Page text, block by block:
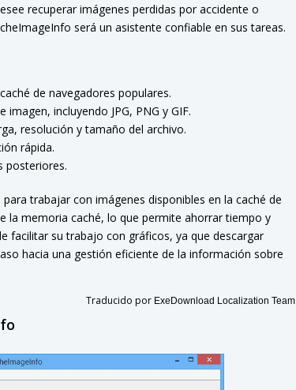
recuperar imágenes perdidas por accidente o
será un asistente confiable en sus tareas.
de navegadores populares.
incluyendo JPG, PNG y GIF.
resolución y tamaño del archivo.
rápida.
posteriores.
trabajar con imágenes disponibles en la caché de
la memoria caché, lo que permite ahorrar tiempo y
facilitar su trabajo con gráficos, ya que descargar
hacia una gestión eficiente de la información sobre
Traducido por ExeDownload Localization Team